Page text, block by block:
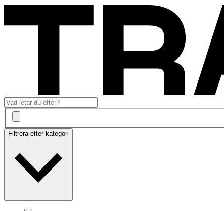
Filtrera efter kategori